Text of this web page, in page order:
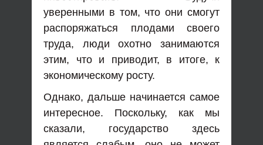
уверенными в том, что они смогут
распоряжаться плодами своего
труда, люди охотно занимаются
этим, что и приводит, в итоге, к
экономическому росту.
Однако, дальше начинается самое
интересное. Поскольку, как мы
сказали, государство здесь